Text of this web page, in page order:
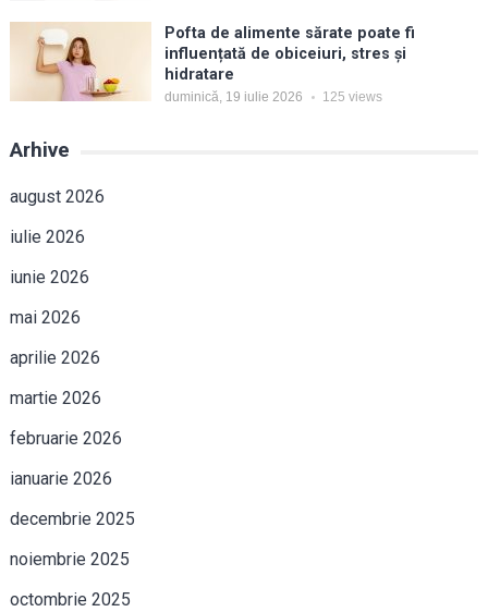
Pofta de alimente sărate poate fi
influențată de obiceiuri, stres și
hidratare
duminică, 19 iulie 2026 125 views
Arhive
august 2026
iulie 2026
iunie 2026
mai 2026
aprilie 2026
martie 2026
februarie 2026
ianuarie 2026
decembrie 2025
noiembrie 2025
octombrie 2025